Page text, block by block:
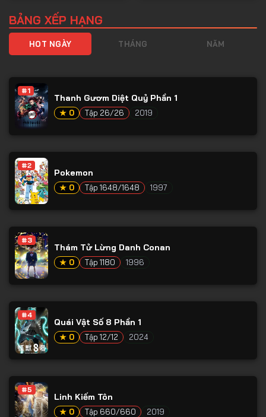
BẢNG XẾP HẠNG
HOT NGÀY THÁNG NĂM
#1
Thanh Gươm Diệt Quỷ Phần 1
★ 0 Tập 26/26 2019
#2
Pokemon
★ 0 Tập 1648/1648 1997
#3
Thám Tử Lừng Danh Conan
★ 0 Tập 1180 1996
#4
Quái Vật Số 8 Phần 1
★ 0 Tập 12/12 2024
#5
Linh Kiếm Tôn
★ 0 Tập 660/660 2019